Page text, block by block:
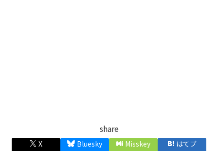
share
X Bluesky Misskey はてブ